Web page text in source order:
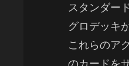
スタンダー
グロデッキ
これらのア
のカードを